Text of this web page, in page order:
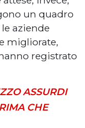
un quadro
aziende
migliorate,
registrato
ASSURDI
CHE